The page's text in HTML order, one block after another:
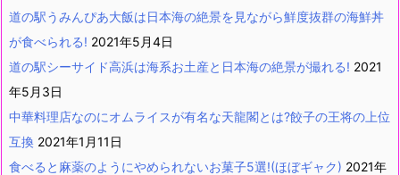
道の駅うみんぴあ大飯は日本海の絶景を見ながら鮮度抜群の海鮮丼
が食べられる! 2021年5月4日
道の駅シーサイド高浜は海系お土産と日本海の絶景が撮れる! 2021
年5月3日
中華料理店なのにオムライスが有名な天龍閣とは?餃子の王将の上位
互換 2021年1月11日
食べると麻薬のようにやめられないお菓子5選!(ほぼギャク) 2021年